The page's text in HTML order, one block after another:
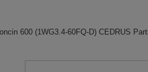
600 (1WG3.4-60FQ-D) CEDRUS